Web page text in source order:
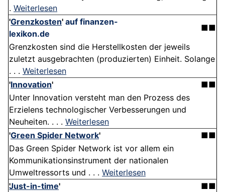
. Weiterlesen
'Grenzkosten' auf finanzen-
lexikon.de
■■
Grenzkosten sind die Herstellkosten der jeweils
zuletzt ausgebrachten (produzierten) Einheit. Solange
. . . Weiterlesen
'Innovation'
■■
Unter Innovation versteht man den Prozess des
Erzielens technologischer Verbesserungen und
Neuheiten. . . . Weiterlesen
'Green Spider Network'
■■
Das Green Spider Network ist vor allem ein
Kommunikationsinstrument der nationalen
Umweltressorts und . . . Weiterlesen
Just-in-time'
■■